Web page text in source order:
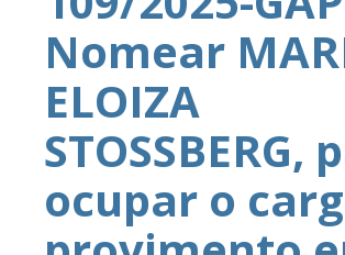
Nomear
ELOIZA
STOSSBERG,
ocupar o